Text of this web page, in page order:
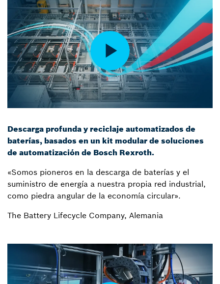
Descarga profunda y reciclaje automatizados de
baterías, basados en un kit modular de soluciones
de automatización de Bosch Rexroth.
«Somos pioneros en la descarga de baterías y el
suministro de energía a nuestra propia red industrial,
como piedra angular de la economía circular».
The Battery Lifecycle Company, Alemania